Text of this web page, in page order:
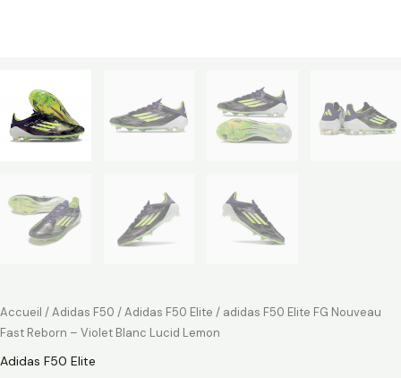
Accueil /Adidas F50 /Adidas F50 Elite / adidas F50 Elite FG Nouveau
Fast Reborn – Violet Blanc Lucid Lemon
Adidas F50 Elite